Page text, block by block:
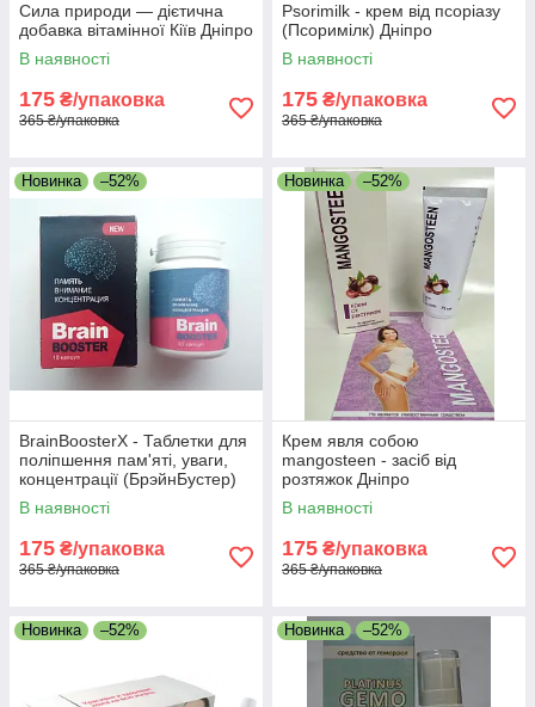
Сила природи — дієтична
добавка вітамінної Кіїв Дніпро
В наявності
175 ₴/упаковка
365 ₴/упаковка
Psorimilk - крем від псоріазу
(Псоримілк) Дніпро
В наявності
175 ₴/упаковка
365 ₴/упаковка
Новинка –52%
BrainBoosterX - Таблетки для
поліпшення пам'яті, уваги,
концентрації (БрэйнБустер)
Дніпро
В наявності
175 ₴/упаковка
365 ₴/упаковка
Новинка –52%
Крем явля собою
mangosteen - засіб від
розтяжок Дніпро
В наявності
175 ₴/упаковка
365 ₴/упаковка
Новинка –52% Новинка –52%